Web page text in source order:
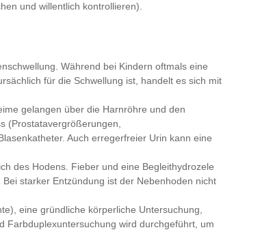
und willentlich kontrollieren).
Während bei Kindern oftmals eine
für die Schwellung ist, handelt es sich mit
gelangen über die Harnröhre und den
(Prostatavergrößerungen,
Auch erregerfreier Urin kann eine
des Hodens. Fieber und eine Begleithydrozele
starker Entzündung ist der Nebenhoden nicht
eine gründliche körperliche Untersuchung,
Farbduplexuntersuchung wird durchgeführt, um